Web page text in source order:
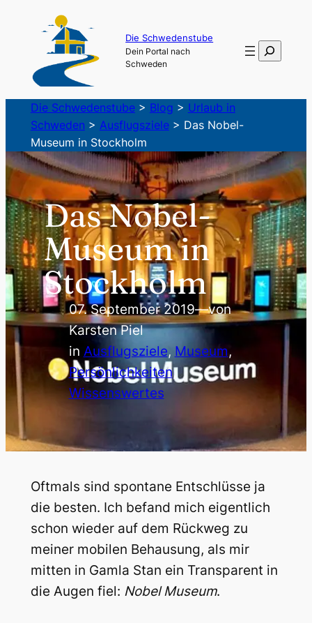
springen
Die Schwedenstube
Dein Portal nach
Schweden
Suchen
Die Schwedenstube> Blog > Urlaub in
Schweden > Ausflugsziele> Das Nobel-
Museum in Stockholm
Das Nobel-
Museum in
Stockholm
07. September 2019—von
Karsten Piel
in Ausflugsziele, Museum
Persönlichkeiten ,
Wissenswertes
Oftmals sind spontane Entschlüsse ja
die besten. Ich befand mich eigentlich
schon wieder auf dem Rückweg zu
meiner mobilen Behausung, als mir
mitten in Gamla Stan ein Transparent in
die Augen fiel: Nobel Museum.